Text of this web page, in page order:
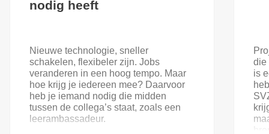
nodig heeft
Nieuwe technologie, sneller
schakelen, flexibeler zijn. Jobs
veranderen in een hoog tempo. Maar
hoe krijg je iedereen mee? Daarvoor
heb je iemand nodig die midden
tussen de collega’s staat, zoals een
leerambassadeur.
die
is